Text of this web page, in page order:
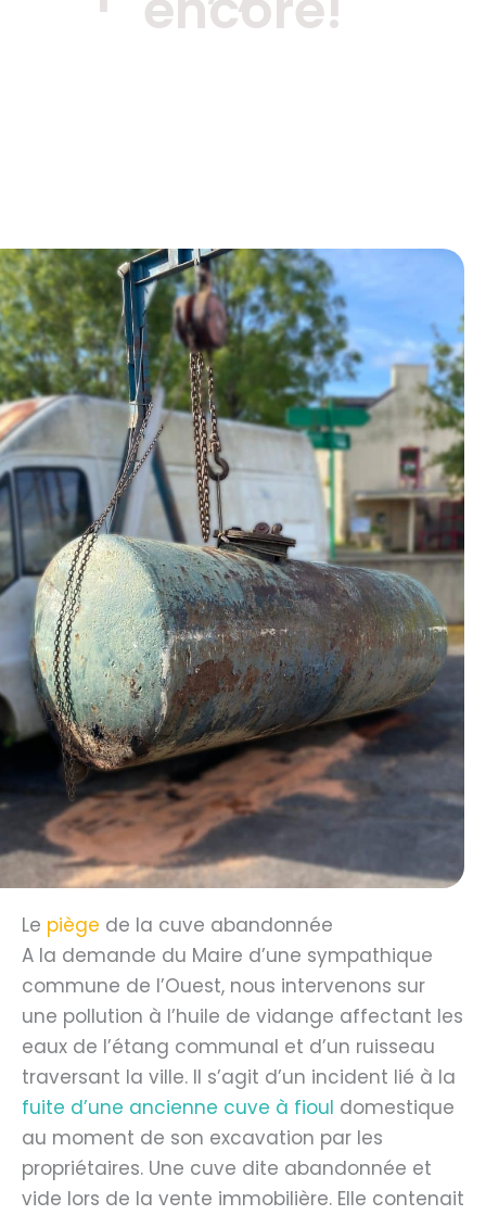
Le piège de la cuve abandonnée
A la demande du Maire d’une sympathique
commune de l’Ouest, nous intervenons sur
une pollution à l’huile de vidange affectant les
eaux de l’étang communal et d’un ruisseau
traversant la ville. Il s’agit d’un incident lié à la
fuite d’une ancienne cuve à fioul domestique
au moment de son excavation par les
propriétaires. Une cuve dite abandonnée et
vide lors de la vente immobilière. Elle contenait